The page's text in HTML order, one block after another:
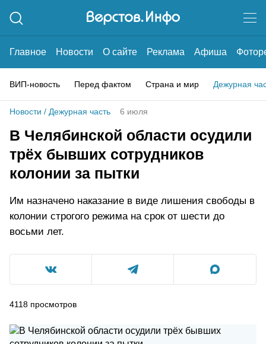
Главное Новости О сайте Реклама Афиша
ВИП-новость Перед фактом Страна и мир Дежурная
Новости / Дежурная часть 6 июля
В Челябинской области осудили
трёх бывших сотрудников
колонии за пытки
Им назначено наказание в виде лишения свободы в
колонии строгого режима на срок от шести до
восьми лет.
4118 просмотров